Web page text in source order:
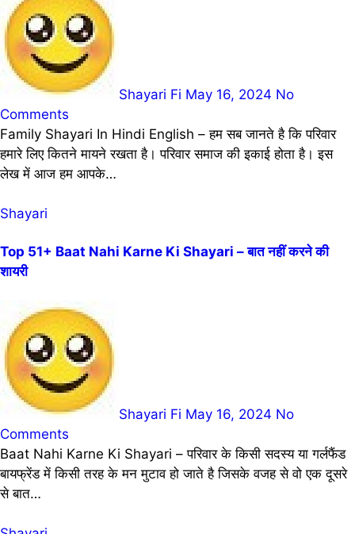
Shayari Fi May 16, 2024 No
Comments
Family Shayari In Hindi English – हम सब जानते है कि परिवार
हमारे लिए कितने मायने रखता है। परिवार समाज की इकाई होता है। इस
लेख में आज हम आपके…
Shayari
Top 51+ Baat Nahi Karne Ki Shayari – बात नहीं करने की
शायरी
Shayari Fi May 16, 2024 No
Comments
Baat Nahi Karne Ki Shayari – परिवार के किसी सदस्य या गर्लफैंड
बायफ्रेंड में किसी तरह के मन मुटाव हो जाते है जिसके वजह से वो एक दूसरे
से बात…